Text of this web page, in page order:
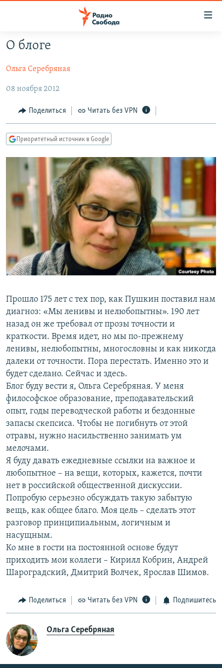
упрощенного
Вернуться
содержанию
Вернутся
главной
навигации
Вернутся
поиску
ПОДКАСТЫ
АВТОРСКИЕ ПРОЕКТЫ
ЦИТАТЫ СВОБОДЫ
МНЕНИЯ
КУЛЬТУРА
IDEL.РЕАЛИИ
КАВКАЗ.РЕАЛИИ
СЕВЕР.РЕАЛИИ
СИБИРЬ.РЕАЛИИ
РАСПИСАНИЕ ВЕЩАНИЯ
ПОДПИШИТЕСЬ НА РАССЫЛКУ
СОЦИАЛЬНЫЕ СЕТИ
Все сайты РСЕ/РС
О блоге
Ольга Серебряная
08 ноября 2012
Поделиться Читать без VPN
Приоритетный источник в Google
Прошло 175 лет с тех пор, как Пушкин поставил нам
диагноз: «Мы ленивы и нелюбопытны». 190 лет
назад он же требовал от прозы точности и
краткости. Время идет, но мы по-прежнему
ленивы, нелюбопытны, многословны и как никогда
далеки от точности. Пора перестать. Именно это и
будет сделано. Сейчас и здесь.
Блог буду вести я, Ольга Серебряная. У меня
философское образование, преподавательский
опыт, годы переводческой работы и бездонные
запасы скепсиса. Чтобы не погибнуть от этой
отравы, нужно насильственно занимать ум
мелочами.
Я буду давать ежедневные ссылки на важное и
любопытное – на вещи, которых, кажется, почти
нет в российской общественной дискуссии.
Попробую серьезно обсуждать такую забытую
вещь, как общее благо. Моя цель – сделать этот
разговор принципиальным, логичным и
насущным.
Ко мне в гости на постоянной основе будут
приходить мои коллеги – Кирилл Кобрин, Андрей
Шароградский, Дмитрий Волчек, Ярослав Шимов.
Поделиться Читать без VPN Подпишитесь
Ольга Серебряная